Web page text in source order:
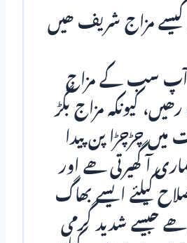
کیسے مزاج شریف ھیں
آپ سب کے مزاج
کیونکہ مزاج بگڑ
میں چڑچڑا پن پیدا
آ گھیرتی ھے اور
کیلئے ایسے بھاگ
ھے جیسے شدید گرمی